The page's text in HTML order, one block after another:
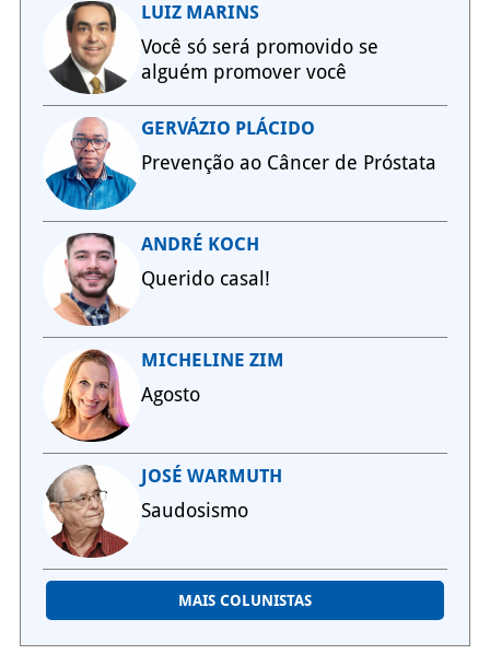
LUIZ MARINS
Você só será promovido se
alguém promover você
GERVÁZIO PLÁCIDO
Prevenção ao Câncer de Próstata
ANDRÉ KOCH
Querido casal!
MICHELINE ZIM
Agosto
JOSÉ WARMUTH
Saudosismo
MAIS COLUNISTAS